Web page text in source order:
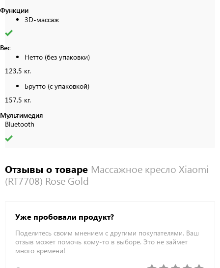
Функции
3D-массаж
Вес
Нетто (без упаковки)
123,5 кг.
Брутто (с упаковкой)
157,5 кг.
Мультимедия
Bluetooth
Отзывы о товаре Массажное кресло Xiaomi
(RT7708) Rose Gold
Уже пробовали продукт?
Поделитесь своим мнением с другими покупателями. Ваш
отзыв может помочь кому-то в выборе. Это не займет
много времени!